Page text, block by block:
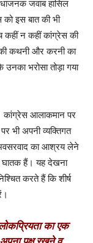
जवाब हासिल
इस बात की भी
कहीं न कहीं कांग्रेस की
की कथनी और करनी का
भरोसा तोड़ा गया
कांग्रेस आलाकमान पर
भी अपनी व्यक्तिगत
अवसरवाद का आश्रय लेने
घातक हैं। यह देखना
करते हैं कि शीर्ष
का एक